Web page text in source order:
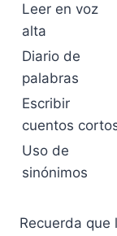
Leer en voz
alta
Diario de
palabras
Escribir
cuentos
Uso de
sinónimos
Recuerda que